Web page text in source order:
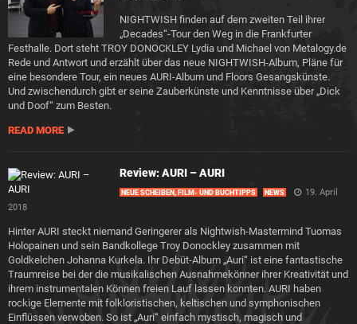
NIGHTWISH finden auf dem zweiten Teil ihrer
„Decades“-Tour den Weg in die Frankfurter
Festhalle. Dort steht TROY DONOCKLEY Lydia und Michael von Metalogy.de
Rede und Antwort und erzählt über das neue NIGHTWISH-Album, Pläne für
eine besondere Tour, ein neues AURI-Album und Floors Gesangskünste.
Und zwischendurch gibt er seine Zauberkünste und Kenntnisse über „Dick
und Doof“ zum Besten.
READ MORE
Review: AURI – AURI
NEUE SCHEIBEN, FILM- UND BUCHTIPPS NEWS
19. April
2018
Hinter AURI steckt niemand Geringerer als Nightwish-Mastermind Tuomas
Holopainen und sein Bandkollege Troy Donockley zusammen mit
Goldkelchen Johanna Kurkela. Ihr Debüt-Album „Auri“ ist eine fantastische
Traumreise bei der die musikalischen Ausnahmekönner ihrer Kreativität und
ihrem instrumentalen Können freien Lauf lassen konnten. AURI haben
rockige Elemente mit folkloristischen, keltischen und symphonischen
Einflüssen verwoben. So ist „Auri“ einfach mystisch, magisch und